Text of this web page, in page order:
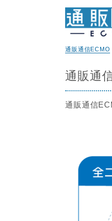
通販通信ECMO
通販通
通販通信